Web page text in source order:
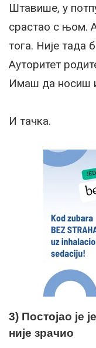
Штавише, у
срастао с њом.
тога. Није тада
Ауторитет
Имаш да носиш
И тачка.
3) Постојао је
није зрачио